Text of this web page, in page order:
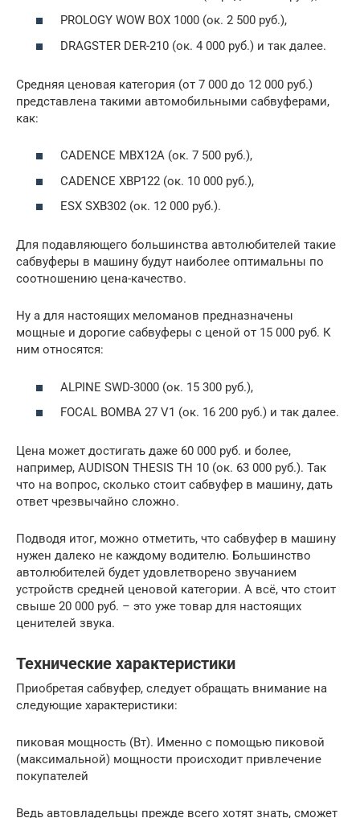
PROLOGY WOW BOX 1000 (ок. 2 500 руб.),
DRAGSTER DER-210 (ок. 4 000 руб.) и так далее.
Средняя ценовая категория (от 7 000 до 12 000 руб.)
представлена такими автомобильными сабвуферами,
как:
CADENCE MBX12A (ок. 7 500 руб.),
CADENCE XBP122 (ок. 10 000 руб.),
ESX SXB302 (ок. 12 000 руб.).
Для подавляющего большинства автолюбителей такие
сабвуферы в машину будут наиболее оптимальны по
соотношению цена-качество.
Ну а для настоящих меломанов предназначены
мощные и дорогие сабвуферы с ценой от 15 000 руб. К
ним относятся:
ALPINE SWD-3000 (ок. 15 300 руб.),
FOCAL BOMBA 27 V1 (ок. 16 200 руб.) и так далее.
Цена может достигать даже 60 000 руб. и более,
например, AUDISON THESIS TH 10 (ок. 63 000 руб.). Так
что на вопрос, сколько стоит сабвуфер в машину, дать
ответ чрезвычайно сложно.
Подводя итог, можно отметить, что сабвуфер в машину
нужен далеко не каждому водителю. Большинство
автолюбителей будет удовлетворено звучанием
устройств средней ценовой категории. А всё, что стоит
свыше 20 000 руб. – это уже товар для настоящих
ценителей звука.
Технические характеристики
Приобретая сабвуфер, следует обращать внимание на
следующие характеристики:
пиковая мощность (Вт). Именно с помощью пиковой
(максимальной) мощности происходит привлечение
покупателей
Ведь автовладельцы прежде всего хотят знать, сможет